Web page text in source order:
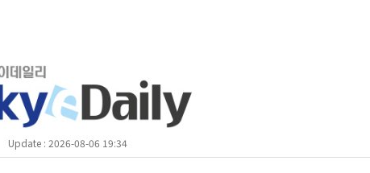
Update : 2026-08-06 19:34